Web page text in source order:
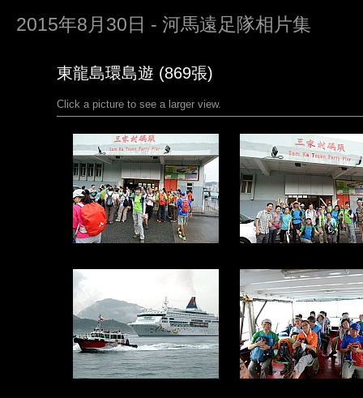
2015年8月30日 - 河馬遠足隊相片集
東龍島環島遊 (869張)
Click a picture to see a larger view.